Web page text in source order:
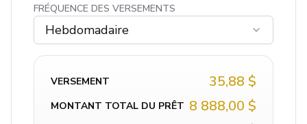
FRÉQUENCE DES VERSEMENTS
Hebdomadaire
VERSEMENT 35,88 $
MONTANT TOTAL DU PRÊT 8 888,00 $